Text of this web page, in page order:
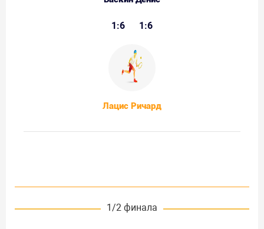
1:6 1:6
Лацис Ричард
1/2 финала